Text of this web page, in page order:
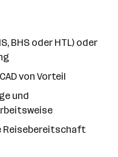
BHS oder HTL) oder
von Vorteil
und
Reisebereitschaft